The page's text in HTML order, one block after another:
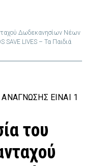
Δωδεκανησίων Νέων
SAVE LIVES – Τα Παιδιά
ΕΊΝΑΙ 1
του